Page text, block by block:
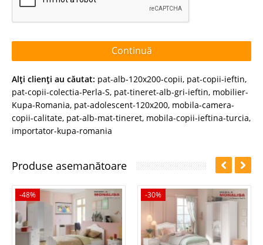
Continuă
Alţi clienţi au căutat: pat-alb-120x200-copii, pat-copii-ieftin,
pat-copii-colectia-Perla-S, pat-tineret-alb-gri-ieftin, mobilier-
Kupa-Romania, pat-adolescent-120x200, mobila-camera-
copii-calitate, pat-alb-mat-tineret, mobila-copii-ieftina-turcia,
importator-kupa-romania
Produse asemanătoare
-48% -30%